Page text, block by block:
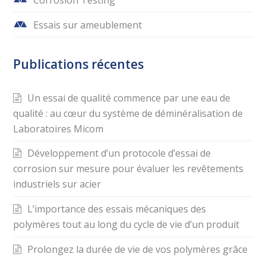
Essais sur ameublement
Publications récentes
Un essai de qualité commence par une eau de
qualité : au cœur du système de déminéralisation de
Laboratoires Micom
Développement d’un protocole d’essai de
corrosion sur mesure pour évaluer les revêtements
industriels sur acier
L’importance des essais mécaniques des
polymères tout au long du cycle de vie d’un produit
Prolongez la durée de vie de vos polymères grâce